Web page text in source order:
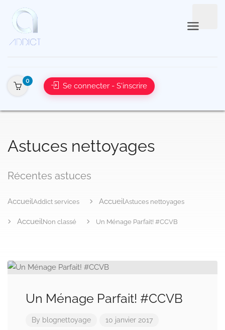
0
Se connecter - S'inscrire
Addict services Astuces nettoyages
Non classé Un Ménage Parfait! #CCVB
Un Ménage Parfait! #CCVB
By blognettoyage 10 janvier 2017